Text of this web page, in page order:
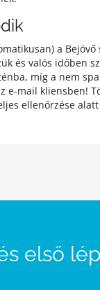
a
és valós időben
míg a nem
e-mail kliensben!
ellenőrzése
első